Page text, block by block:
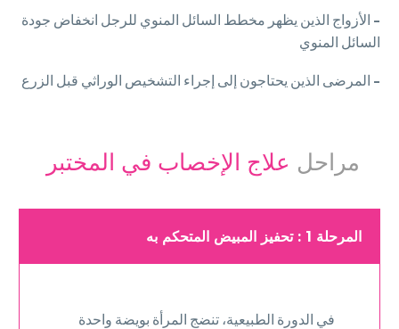
– الأزواج الذين يظهر مخطط السائل المنوي للرجل انخفاض جودة
السائل المنوي
– المرضى الذين يحتاجون إلى إجراء التشخيص الوراثي قبل الزرع
مراحل علاج الإخصاب في المختبر
المرحلة 1 : تحفيز المبيض المتحكم به
في الدورة الطبيعية، تنضج المرأة بويضة واحدة